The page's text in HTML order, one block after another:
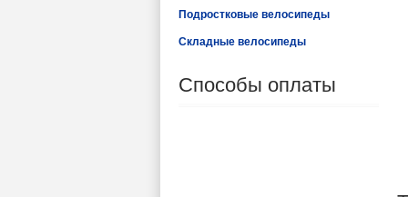
Подростковые велосипеды
Складные велосипеды
Способы оплаты